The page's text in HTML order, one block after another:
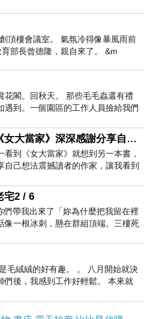
頂樓會議室。 氣氛冷得像暴風雨前
部長曾德隆，親自來了。 &m
花閣。回秋天。 那些毛毛蟲還有禮
遇到。一個園區的工作人員撿給我們
好書推薦《女大當家》深深感謝分享自己想法震撼讀者的作家，讓我看到不同樣貌的家庭！
看到《女大當家》就想到另一本書，
自己想法震撼讀者的作家，讓我看到
庭！ 《女大
2 / 6
們帶我出來了「妳為什麼把我留在裡
像一根冰刺，懸在群組頂端。三樓死
的人。那個人確實站在
絨絨的好有趣。 。 八月開始就決
們後，我感到工作好輕鬆。 本來就
。 真